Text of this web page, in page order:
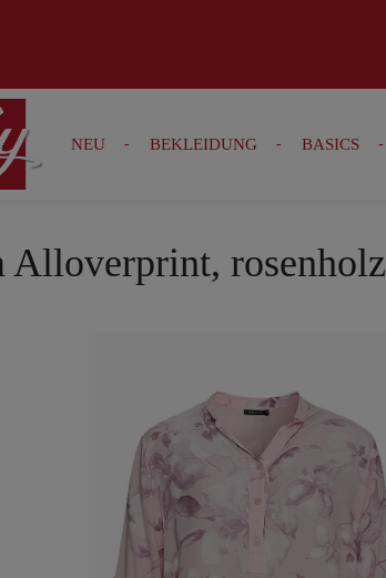
springen
NEU BEKLEIDUNG BASICS
Alloverprint, rosenholz